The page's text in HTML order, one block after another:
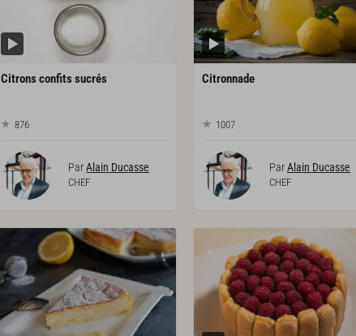
Citronsconfitssucrés
876
ParAlain Ducasse
CHEF
Citronnade
1007
ParAlain Ducasse
CHEF